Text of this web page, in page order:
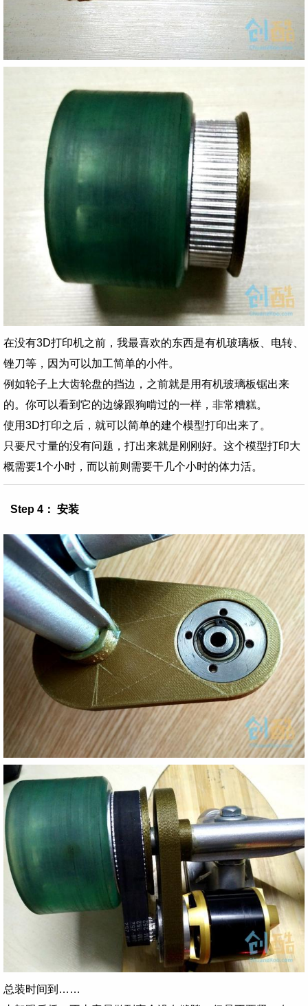
在没有3D打印机之前，我最喜欢的东西是有机玻璃板、电转、
锉刀等，因为可以加工简单的小件。
例如轮子上大齿轮盘的挡边，之前就是用有机玻璃板锯出来
的。你可以看到它的边缘跟狗啃过的一样，非常糟糕。
使用3D打印之后，就可以简单的建个模型打印出来了。
只要尺寸量的没有问题，打出来就是刚刚好。这个模型打印大
概需要1个小时，而以前则需要干几个小时的体力活。
Step 4： 安装
总装时间到……